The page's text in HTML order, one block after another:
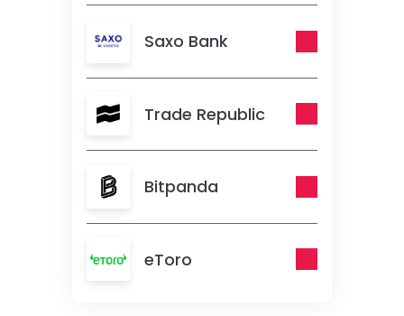
Saxo Bank
Trade Republic
Bitpanda
eToro